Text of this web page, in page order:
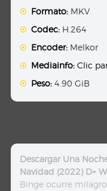
Formato: MKV
Codec: H.264
Encoder: Melkor
Mediainfo: Clic
Peso: 4.90 GiB
Descargar Una
Navidad (2022) D+
Binge ocurre